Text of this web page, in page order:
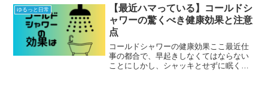
たクロスを貼るには糊が必要です。床を
施工する時も接着剤が必要...
ゆるっと日常
【最近ハマっている】コールドシ
ャワーの驚くべき健康効果と注意
点
コールドシャワーの健康効果ここ最近仕
事の都合で、早起きしなくてはならない
ことにしかし、シャッキとせずに眠く、